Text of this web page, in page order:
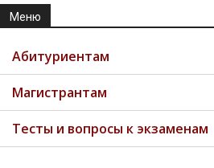
Меню
Абитуриентам
Магистрантам
Тесты и вопросы к экзаменам